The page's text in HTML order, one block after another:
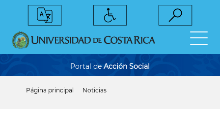
Portal de Acción Social
Página principal Noticias